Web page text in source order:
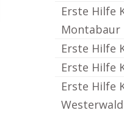
Erste Hilfe
Montabaur
Erste Hilfe
Erste Hilfe
Erste Hilfe
Westerwald